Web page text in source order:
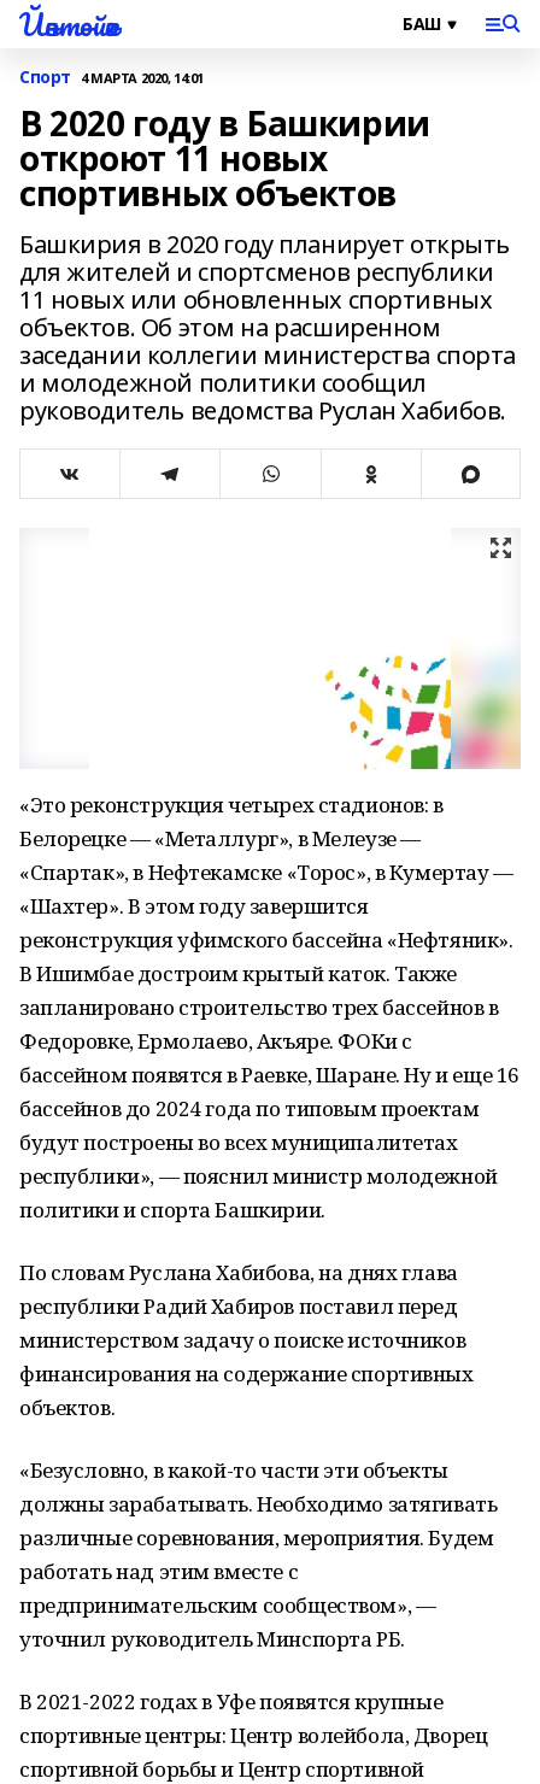
Йәнтөйәк
Спорт 4 МАРТА 2020, 14:01
В 2020 году в Башкирии
откроют 11 новых
спортивных объектов
Башкирия в 2020 году планирует открыть
для жителей и спортсменов республики
11 новых или обновленных спортивных
объектов. Об этом на расширенном
заседании коллегии министерства спорта
и молодежной политики сообщил
руководитель ведомства Руслан Хабибов.
«Это реконструкция четырех стадионов: в
Белорецке — «Металлург», в Мелеузе —
«Спартак», в Нефтекамске «Торос», в Кумертау —
«Шахтер». В этом году завершится
реконструкция уфимского бассейна «Нефтяник».
В Ишимбае достроим крытый каток. Также
запланировано строительство трех бассейнов в
Федоровке, Ермолаево, Акъяре. ФОКи с
бассейном появятся в Раевке, Шаране. Ну и еще 16
бассейнов до 2024 года по типовым проектам
будут построены во всех муниципалитетах
республики», — пояснил министр молодежной
политики и спорта Башкирии.
По словам Руслана Хабибова, на днях глава
республики Радий Хабиров поставил перед
министерством задачу о поиске источников
финансирования на содержание спортивных
объектов.
«Безусловно, в какой-то части эти объекты
должны зарабатывать. Необходимо затягивать
различные соревнования, мероприятия. Будем
работать над этим вместе с
предпринимательским сообществом», —
уточнил руководитель Минспорта РБ.
В 2021-2022 годах в Уфе появятся крупные
спортивные центры: Центр волейбола, Дворец
спортивной борьбы и Центр спортивной